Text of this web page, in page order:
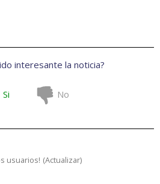
interesante la noticia?
Si No
usuarios! (Actualizar)